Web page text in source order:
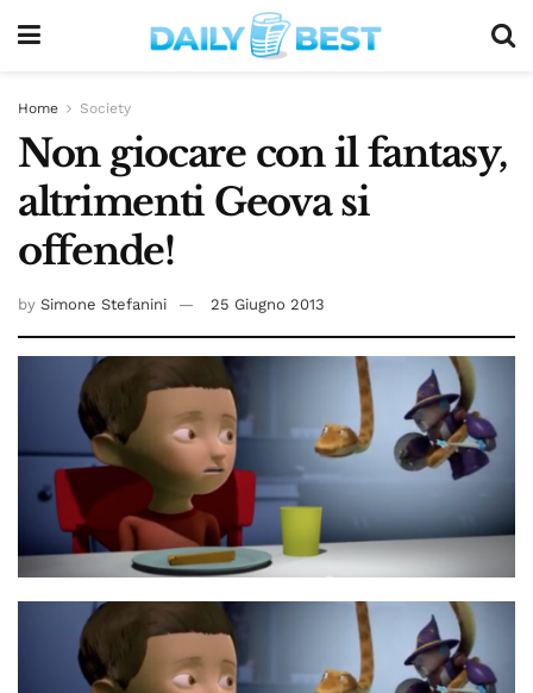
Home Society
Non giocare con il fantasy,
altrimenti Geova si
offende!
by Simone Stefanini 25 Giugno 2013